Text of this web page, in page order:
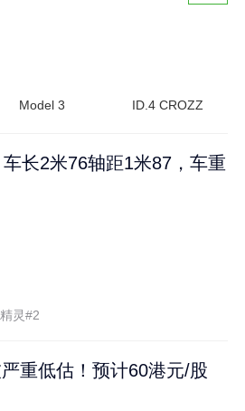
Model 3 ID.4 CROZZ
长2米76轴距1米87，车重
灵#2
重低估！预计60港元/股